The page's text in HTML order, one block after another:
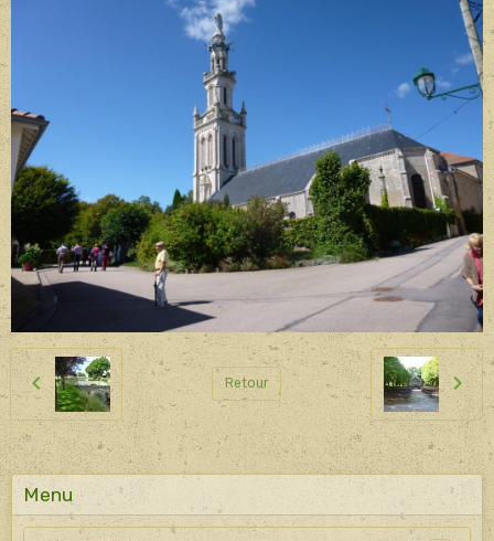
Retour
Menu